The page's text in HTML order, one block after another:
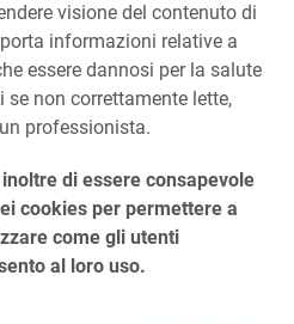
visione del contenuto di
informazioni relative a
essere dannosi per la salute
non correttamente lette,
professionista.
di essere consapevole
cookies per permettere a
come gli utenti
al loro uso.